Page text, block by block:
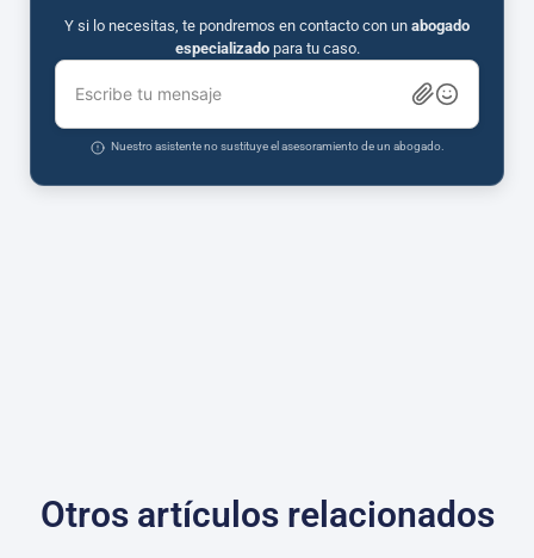
Y si lo necesitas, te pondremos en contacto con un abogado
especializadopara tu caso.
Escribe tu mensaje
Nuestro asistente no sustituye el asesoramiento de un abogado.
Otros artículos relacionados